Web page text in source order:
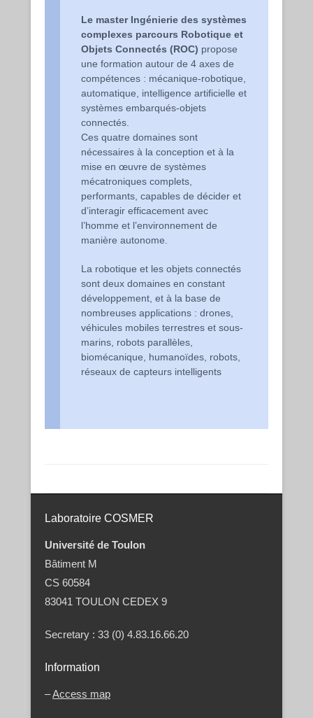
Le master Ingénierie des systèmes
complexes parcours Robotique et
Objets Connectés (ROC) propose
une formation autour de 4 axes de
compétences : mécanique-robotique,
automatique, intelligence artificielle et
systèmes embarqués-objets
connectés.
Ces quatre domaines sont
nécessaires à la conception et à la
mise en œuvre de systèmes
mécatroniques complets,
performants, capables de décider et
d’interagir efficacement avec
l’homme et l’environnement de
manière autonome.
La robotique et les objets connectés
sont deux domaines en constant
développement, et à la base de
nombreuses applications : drones,
véhicules mobiles terrestres et sous-
marins, robots parallèles,
biomécanique, humanoïdes, robots,
réseaux de capteurs intelligents
Laboratoire COSMER
Université de Toulon
Bâtiment M
CS 60584
83041 TOULON CEDEX 9
Secretary : 33 (0) 4.83.16.66.20
Information
–Access map